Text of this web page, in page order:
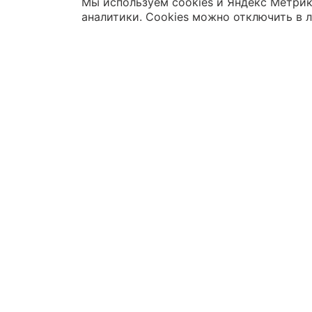
аналитики. Cookies можно отключить в